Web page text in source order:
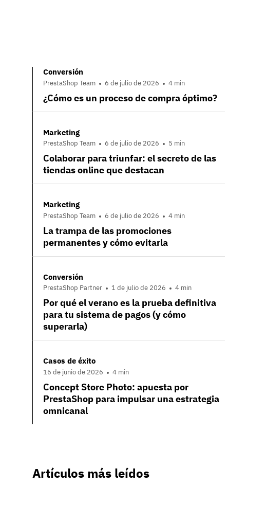
Conversión
PrestaShop Team 6 de julio de 2026 4 min
¿Cómo es un proceso de compra óptimo?
Marketing
PrestaShop Team 6 de julio de 2026 5 min
Colaborar para triunfar: el secreto de las
tiendas online que destacan
Marketing
PrestaShop Team 6 de julio de 2026 4 min
La trampa de las promociones
permanentes y cómo evitarla
Conversión
PrestaShop Partner 1 de julio de 2026 4 min
Por qué el verano es la prueba definitiva
para tu sistema de pagos (y cómo
superarla)
Casos de éxito
16 de junio de 2026 4 min
Concept Store Photo: apuesta por
PrestaShop para impulsar una estrategia
omnicanal
Artículos más leídos